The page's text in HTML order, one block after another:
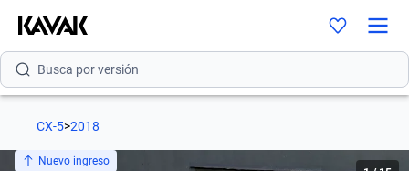
Busca por modelo
Busca por versión
Busca por marca
CX-5>2018
Nuevo ingreso